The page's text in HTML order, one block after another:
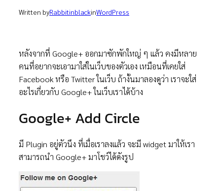
Written byRabbitinblackinWordPress
หลังจากที่ Google+ ออกมาซักพักใหญ่ ๆ แล้ว คงมีหลาย
คนที่อยากจะเอามาใส่ในเว็บของตัวเอง เหมือนที่เคยใส่
Facebook หรือ Twitter ในเว็บ ถ้างั้นมาลองดูว่า เราจะใส่
อะไรเกี่ยวกับ Google+ ในเว็บเราได้บ้าง
Google+ Add Circle
มี Plugin อยู่ตัวนึง ที่เมื่อเราลงแล้ว จะมี widget มาให้เรา
สามารถนำ Google+ มาโชว์ได้ดังรูป